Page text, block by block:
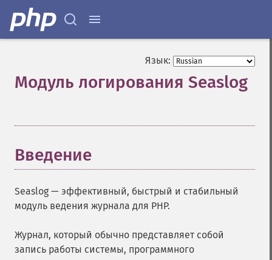
Язык:
Модуль логирования Seaslog
Введение
Seaslog — эффективный, быстрый и стабильный
модуль ведения журнала для PHP.
Журнал, который обычно представляет собой
запись работы системы, программного